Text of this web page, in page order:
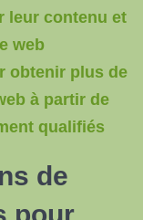
leur contenu et
web
obtenir plus de
à partir de
qualifiés
de